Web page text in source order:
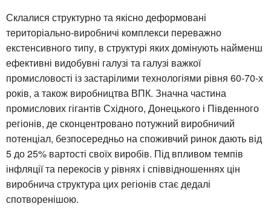
Склалися структурно та якісно деформовані
територіально-виробничі комплекси переважно
екстенсивного типу, в структурі яких домінують найменш
ефективні видобувні галузі та галузі важкої
промисловості із застарілими технологіями рівня 60-70-х
років, а також виробництва ВПК. Значна частина
промислових гігантів Східного, Донецького і Південного
регіонів, де сконцентровано потужний виробничий
потенціал, безпосередньо на споживчий ринок дають від
5 до 25% вартості своїх виробів. Під впливом темпів
інфляції та перекосів у рівнях і співвідношеннях цін
виробнича структура цих регіонів стає дедалі
спотворенішою.